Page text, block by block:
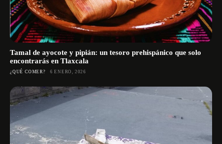
Tamal de ayocote y pipián: un tesoro prehispánico que solo
encontrarás en Tlaxcala
¿QUÉ COMER? 6 ENERO, 2026